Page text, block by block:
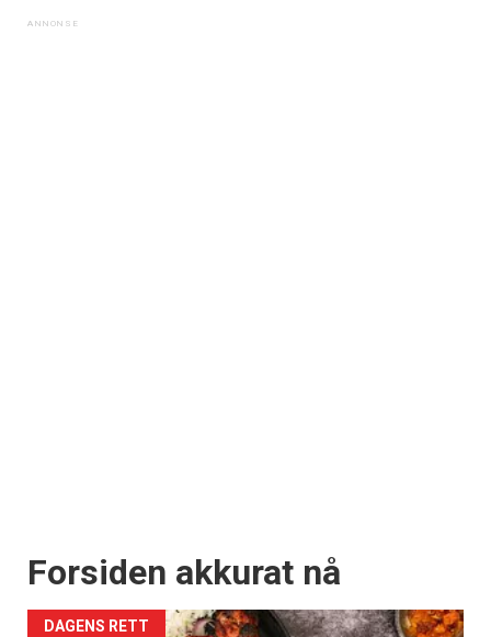
Forsiden akkurat nå
DAGENS RETT